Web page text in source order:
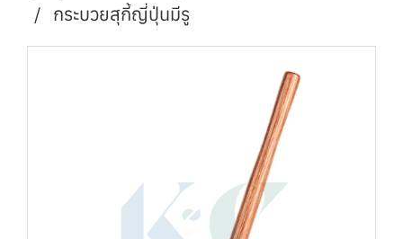
กระบวยสุกี้ญี่ปุ่นมีรู